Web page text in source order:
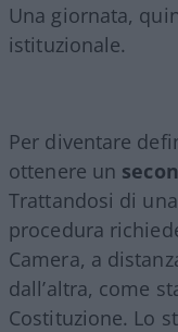
Una giornata,
istituzionale.
Per diventare
ottenere un
Trattandosi di
procedura
Camera, a
dall’altra, come
Costituzione. Lo